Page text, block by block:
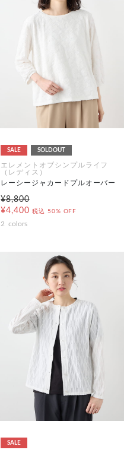
SALE SOLDOUT
エレメントオブシンプルライフ
（レディス）
レーシージャカードプルオーバー
¥8,800
¥4,400 税込 50% OFF
2 colors
SALE